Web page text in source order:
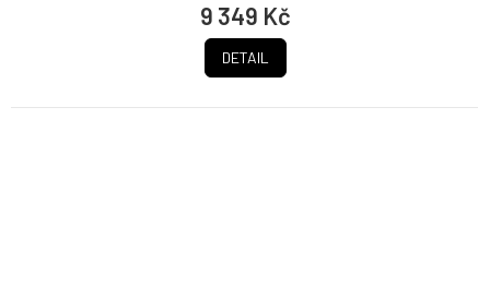
9 349 Kč
DETAIL